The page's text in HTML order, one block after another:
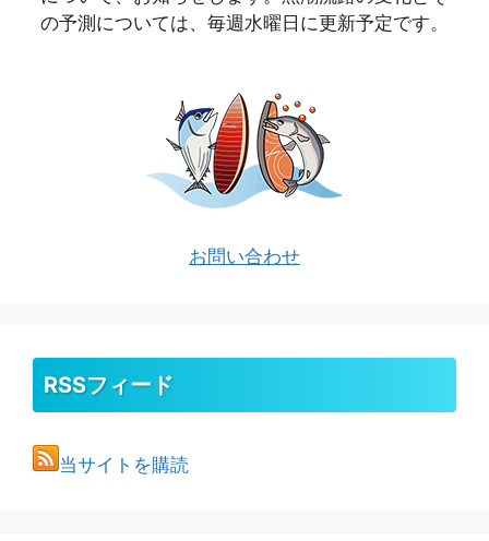
の予測については、毎週水曜日に更新予定です。
お問い合わせ
RSSフィード
当サイトを購読